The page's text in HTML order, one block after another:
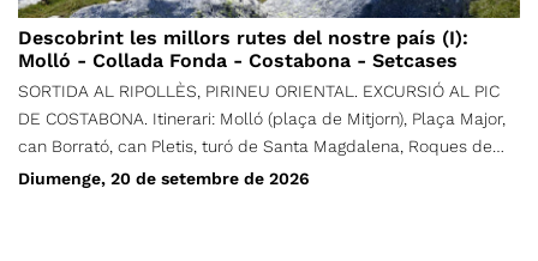
Descobrint les millors rutes del nostre país (I):
Molló - Collada Fonda - Costabona - Setcases
SORTIDA AL RIPOLLÈS, PIRINEU ORIENTAL. EXCURSIÓ AL PIC
DE COSTABONA. Itinerari: Molló (plaça de Mitjorn), Plaça Major,
can Borrató, can Pletis, turó de Santa Magdalena, Roques de
Santa Creu, Igols d'en Romaní, Puig de Sant Joan, Collada de la
Diumenge, 20 de setembre de 2026